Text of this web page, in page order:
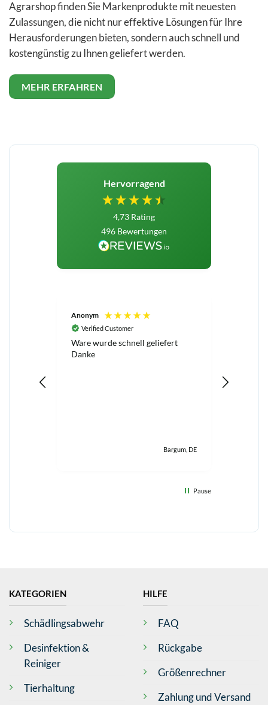
Agrarshop finden Sie Markenprodukte mit neuesten
Zulassungen, die nicht nur effektive Lösungen für Ihre
Herausforderungen bieten, sondern auch schnell und
kostengünstig zu Ihnen geliefert werden.
MEHR ERFAHREN
Hervorragend
4,73 Rating
496 Bewertungen
Anonym
Verified Customer
Ware wurde schnell geliefert
Danke
Bargum, DE
Pause
KATEGORIEN
Schädlingsabwehr
Desinfektion &
Reiniger
Tierhaltung
HILFE
FAQ
Rückgabe
Größenrechner
Zahlung und Versand